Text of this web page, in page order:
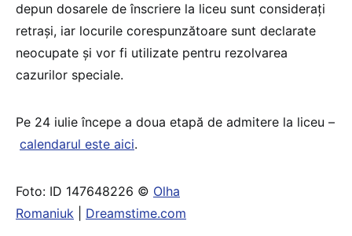
depun dosarele de înscriere la liceu sunt consideraţi
retraşi, iar locurile corespunzătoare sunt declarate
neocupate şi vor fi utilizate pentru rezolvarea
cazurilor speciale.
Pe 24 iulie începe a doua etapă de admitere la liceu –
calendarul este aici.
Foto: ID 147648226 © Olha
Romaniuk
Dreamstime.com